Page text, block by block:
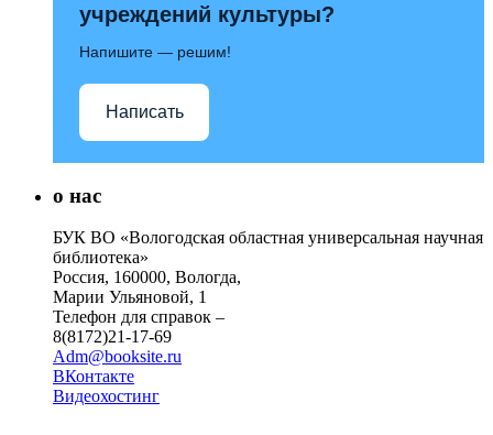
учреждений культуры?
Напишите — решим!
Написать
о нас
БУК ВО «Вологодская областная универсальная научная
библиотека»
Россия, 160000, Вологда,
Марии Ульяновой, 1
Телефон для справок –
8(8172)21-17-69
Adm@booksite.ru
ВКонтакте
Видеохостинг